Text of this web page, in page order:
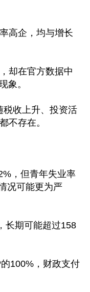
高企，均与增长
却在官方数据中
象。
税收上升、投资活
不存在。
，但青年失业率
况可能更为严
长期可能超过158
100%，财政支付